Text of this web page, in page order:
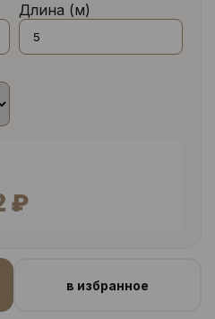
Длина (м)
₽
в избранное